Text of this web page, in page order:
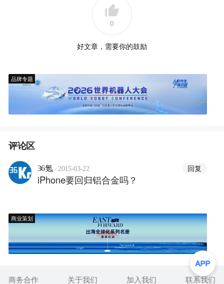
0
好文章，需要你的鼓励
品牌专题
评论区
36氪 · 2015-03-22 回复
iPhone要回归铝合金吗？
商业策划
商务合作 关于我们 加入我们 联系我们